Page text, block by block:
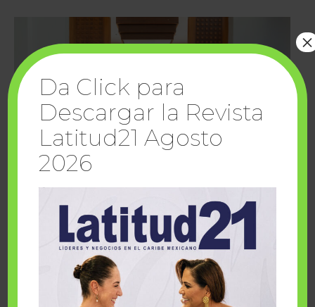
Cuando la solidaridad inspira; cumplen
sueños Fairmont Mayakoba y Make-A-Wish
Da Click para
Descargar la Revista
Latitud21 Agosto
2026
×